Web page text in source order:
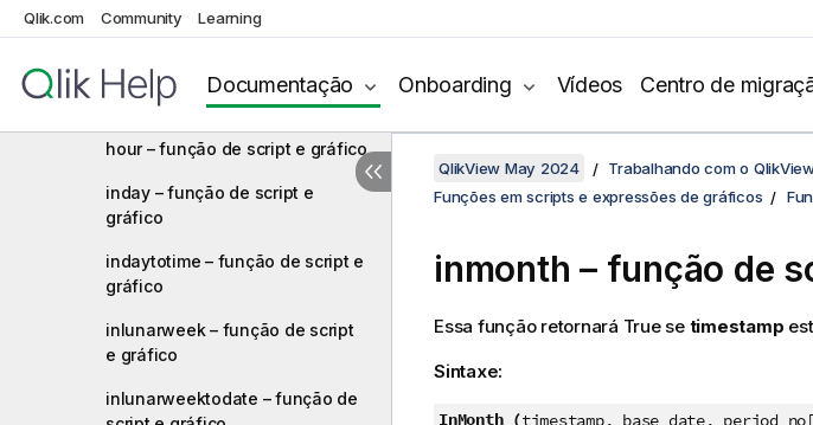
Qlik.com Community Learning
Documentação Onboarding Vídeos Centro de
firstworkdate – função de script
e gráfico
GMT – função de script e
gráfico
hour – função de script e gráfico
inday – função de script e
gráfico
indaytotime – função de script e
gráfico
inlunarweek – função de script
e gráfico
inlunarweektodate – função de
QlikView May 2024 Trabalhando com o
Funções em scripts e expressões de gráficos
inmonth – função de
Essa função retornará Truese timestamp
Sintaxe:
InMonth (timestamp, base_date,